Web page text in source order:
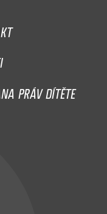
PRÁV DÍTĚTE